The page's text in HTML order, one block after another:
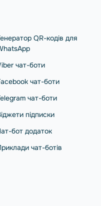
QR-кодів для
чат-боти
чат-боти
чат-боти
підписки
бот додаток
чат-ботів